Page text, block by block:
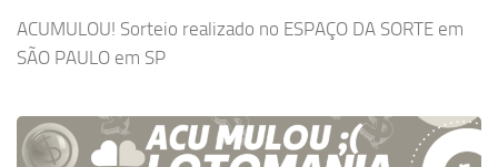
ACUMULOU! Sorteio realizado no ESPAÇO DA SORTE em
SÃO PAULO em SP